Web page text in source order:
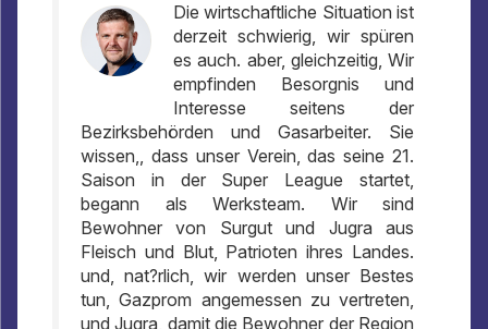
Die wirtschaftliche Situation ist
derzeit schwierig, wir spüren
es auch. aber, gleichzeitig, Wir
empfinden Besorgnis und
Interesse seitens der
Bezirksbehörden und Gasarbeiter. Sie
wissen,, dass unser Verein, das seine 21.
Saison in der Super League startet,
begann als Werksteam. Wir sind
Bewohner von Surgut und Jugra aus
Fleisch und Blut, Patrioten ihres Landes.
und, nat?rlich, wir werden unser Bestes
tun, Gazprom angemessen zu vertreten,
und Jugra, damit die Bewohner der Region